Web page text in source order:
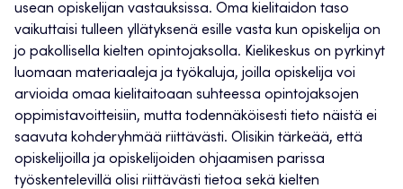
usean opiskelijan vastauksissa. Oma kielitaidon taso
vaikuttaisi tulleen yllätyksenä esille vasta kun opiskelija on
jo pakollisella kielten opintojaksolla. Kielikeskus on pyrkinyt
luomaan materiaaleja ja työkaluja, joilla opiskelija voi
arvioida omaa kielitaitoaan suhteessa opintojaksojen
oppimistavoitteisiin, mutta todennäköisesti tieto näistä ei
saavuta kohderyhmää riittävästi. Olisikin tärkeää, että
opiskelijoilla ja opiskelijoiden ohjaamisen parissa
työskentelevillä olisi riittävästi tietoa sekä kielten